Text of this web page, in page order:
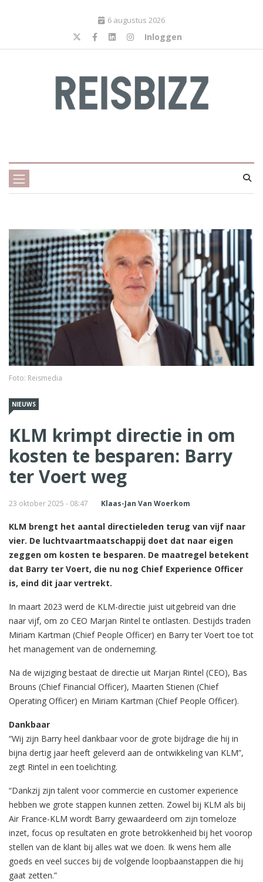
6 augustus 2026
Inloggen
Foto: Reismedia
NIEUWS
KLM krimpt directie in om
kosten te besparen: Barry
ter Voert weg
23 oktober 2025 - 08:47 Klaas-Jan Van Woerkom
KLM brengt het aantal directieleden terug van vijf naar
vier. De luchtvaartmaatschappij doet dat naar eigen
zeggen om kosten te besparen. De maatregel betekent
dat Barry ter Voert, die nu nog Chief Experience Officer
is, eind dit jaar vertrekt.
In maart 2023 werd de KLM-directie juist uitgebreid van drie
naar vijf, om zo CEO Marjan Rintel te ontlasten. Destijds traden
Miriam Kartman (Chief People Officer) en Barry ter Voert toe tot
het management van de onderneming.
Na de wijziging bestaat de directie uit Marjan Rintel (CEO), Bas
Brouns (Chief Financial Officer), Maarten Stienen (Chief
Operating Officer) en Miriam Kartman (Chief People Officer).
Dankbaar
“Wij zijn Barry heel dankbaar voor de grote bijdrage die hij in
bijna dertig jaar heeft geleverd aan de ontwikkeling van KLM”,
zegt Rintel in een toelichting.
“Dankzij zijn talent voor commercie en customer experience
hebben we grote stappen kunnen zetten. Zowel bij KLM als bij
Air France-KLM wordt Barry gewaardeerd om zijn tomeloze
inzet, focus op resultaten en grote betrokkenheid bij het voorop
stellen van de klant bij alles wat we doen. Ik wens hem alle
goeds en veel succes bij de volgende loopbaanstappen die hij
gaat zetten.”